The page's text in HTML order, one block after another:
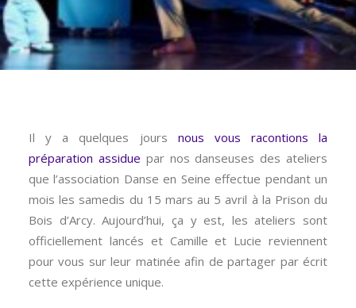
Il y a quelques jours nous vous racontions la
préparation assidue par nos danseuses des ateliers
que l’association Danse en Seine effectue pendant un
mois les samedis du 15 mars au 5 avril à la Prison du
Bois d’Arcy. Aujourd’hui, ça y est, les ateliers sont
officiellement lancés et Camille et Lucie reviennent
pour vous sur leur matinée afin de partager par écrit
cette expérience unique.